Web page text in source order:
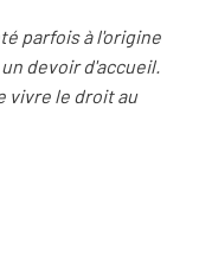
parfois à l'origine
devoir d'accueil.
vivre le droit au